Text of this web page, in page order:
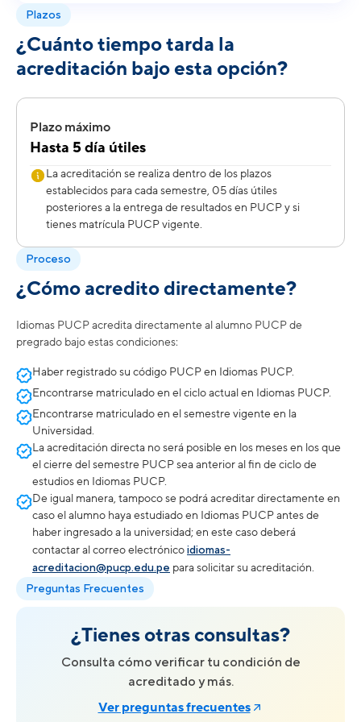
Plazos
¿Cuánto tiempo tarda la
acreditación bajo esta opción?
Plazo máximo
Hasta 5 día útiles
La acreditación se realiza dentro de los plazos
establecidos para cada semestre, 05 días útiles
posteriores a la entrega de resultados en PUCP y si
tienes matrícula PUCP vigente.
Proceso
¿Cómo acredito directamente?
Idiomas PUCP acredita directamente al alumno PUCP de
pregrado bajo estas condiciones:
Haber registrado su código PUCP en Idiomas PUCP.
Encontrarse matriculado en el ciclo actual en Idiomas PUCP.
Encontrarse matriculado en el semestre vigente en la
Universidad.
La acreditación directa no será posible en los meses en los que
el cierre del semestre PUCP sea anterior al fin de ciclo de
estudios en Idiomas PUCP.
De igual manera, tampoco se podrá acreditar directamente en
caso el alumno haya estudiado en Idiomas PUCP antes de
haber ingresado a la universidad; en este caso deberá
contactar al correo electrónicoidiomas-
acreditacion@pucp.edu.pe para solicitar su acreditación.
Preguntas Frecuentes
¿Tienes otras consultas?
Consulta cómo verificar tu condición de
acreditado y más.
Ver preguntas frecuentes